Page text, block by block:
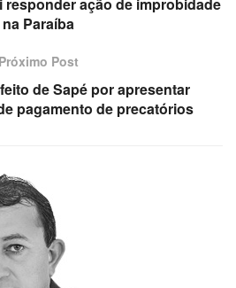
na Paraíba
Próximo Post
de Sapé por apresentar
pagamento de precatórios